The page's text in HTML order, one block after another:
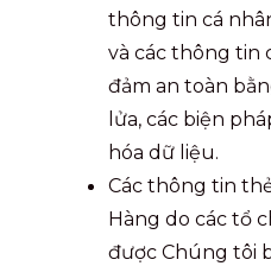
thông tin cá
và các thông tin
đảm an toàn
lửa, các biện
hóa dữ liệu.
Các thông tin
Hàng do các tổ
được Chúng tôi